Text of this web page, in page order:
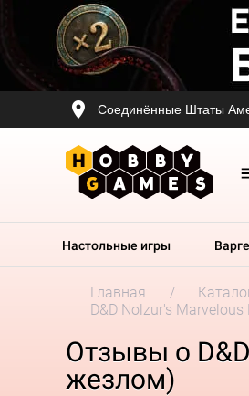
Соединённые Штаты
Настольные игры
Главная
D&D Nolzur's
Отзывы о
жезлом)